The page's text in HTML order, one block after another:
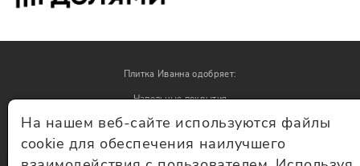
Плитка Иванна одобряет:
Напольные покрытия
Обои
На нашем веб-сайте используются файлы
cookie для обеспечения наилучшего